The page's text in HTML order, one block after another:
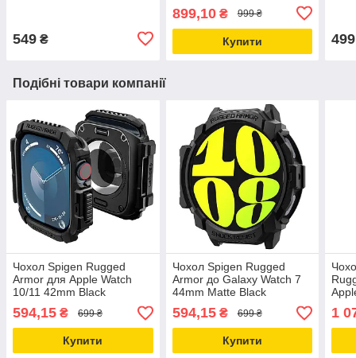
549 ₴
899,10₴ 999 ₴
Купити 499
Подібні товари компанії
Чохол Spigen Rugged
Armor для Apple Watch
10/11 42mm Black
(ACS08585)
594,15 ₴ 699 ₴
Купити
Чохол Spigen Rugged
Armor до Galaxy Watch 7
44mm Matte Black
(ACS08337)
594,15₴ 699 ₴
Купити
1